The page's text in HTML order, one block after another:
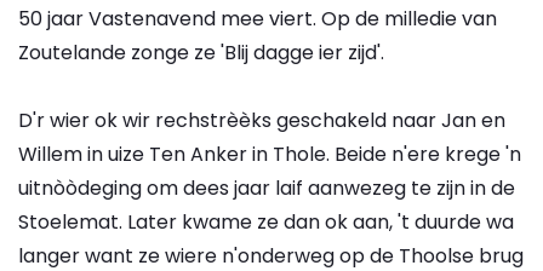
50 jaar Vastenavend mee viert. Op de milledie van
Zoutelande zonge ze 'Blij dagge ier zijd'.
D'r wier ok wir rechstrèèks geschakeld naar Jan en
Willem in uize Ten Anker in Thole. Beide n'ere krege 'n
uitnòòdeging om dees jaar laif aanwezeg te zijn in de
Stoelemat. Later kwame ze dan ok aan, 't duurde wa
langer want ze wiere n'onderweg op de Thoolse brug